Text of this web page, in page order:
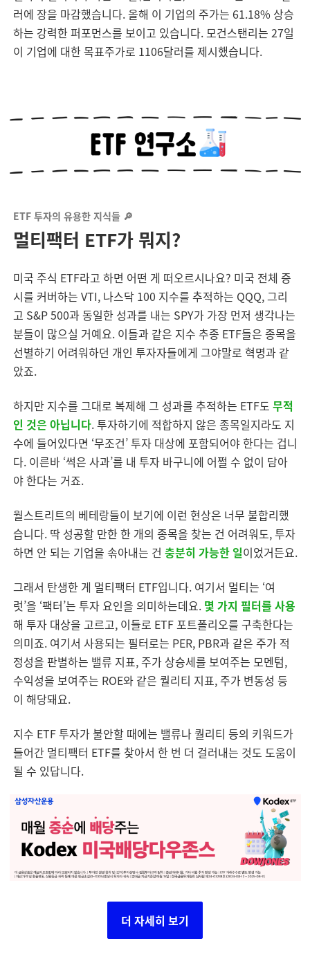
러에 장을 마감했습니다. 올해 이 기업의 주가는 61.18% 상승
하는 강력한 퍼포먼스를 보이고 있습니다. 모건스탠리는 27일
이 기업에 대한 목표주가로 1106달러를 제시했습니다.
ETF 투자의 유용한 지식들 🔎
멀티팩터 ETF가 뭐지?
미국 주식 ETF라고 하면 어떤 게 떠오르시나요? 미국 전체 증
시를 커버하는 VTI, 나스닥 100 지수를 추적하는 QQQ, 그리
고 S&P 500과 동일한 성과를 내는 SPY가 가장 먼저 생각나는
분들이 많으실 거예요. 이들과 같은 지수 추종 ETF들은 종목을
선별하기 어려워하던 개인 투자자들에게 그야말로 혁명과 같
았죠.
하지만 지수를 그대로 복제해 그 성과를 추적하는 ETF도 무적
인 것은 아닙니다. 투자하기에 적합하지 않은 종목일지라도 지
수에 들어있다면 ‘무조건’ 투자 대상에 포함되어야 한다는 겁니
다. 이른바 ‘썩은 사과’를 내 투자 바구니에 어쩔 수 없이 담아
야 한다는 거죠.
월스트리트의 베테랑들이 보기에 이런 현상은 너무 불합리했
습니다. 딱 성공할 만한 한 개의 종목을 찾는 건 어려워도, 투자
하면 안 되는 기업을 솎아내는 건 충분히 가능한 일이었거든요.
그래서 탄생한 게 멀티팩터 ETF입니다. 여기서 멀티는 ‘여
럿’을 ‘팩터’는 투자 요인을 의미하는데요. 몇 가지 필터를 사용
해 투자 대상을 고르고, 이들로 ETF 포트폴리오를 구축한다는
의미죠. 여기서 사용되는 필터로는 PER, PBR과 같은 주가 적
정성을 판별하는 밸류 지표, 주가 상승세를 보여주는 모멘텀,
수익성을 보여주는 ROE와 같은 퀄리티 지표, 주가 변동성 등
이 해당돼요.
지수 ETF 투자가 불안할 때에는 밸류나 퀄리티 등의 키워드가
들어간 멀티팩터 ETF를 찾아서 한 번 더 걸러내는 것도 도움이
될 수 있답니다.
더 자세히 보기